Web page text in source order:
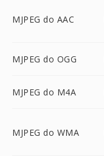
MJPEG do AAC
MJPEG do OGG
MJPEG do M4A
MJPEG do WMA